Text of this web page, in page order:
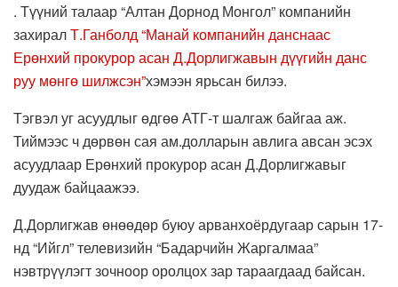
. Түүний талаар “Алтан Дорнод Монгол” компанийн
захиралТ.Ганболд “Манай компанийн данснаас
Ерөнхий прокурор асан Д.Дорлигжавын дүүгийн данс
руу мөнгө шилжсэн”хэмээн ярьсан билээ.
Тэгвэл уг асуудлыг өдгөө АТГ-т шалгаж байгаа аж.
Тиймээс ч дөрвөн сая ам.долларын авлига авсан эсэх
асуудлаар Ерөнхий прокурор асан Д.Дорлигжавыг
дуудаж байцаажээ.
Д.Дорлигжав өнөөдөр буюу арванхоёрдугаар сарын 17-
нд “Ийгл” телевизийн “Бадарчийн Жаргалмаа”
нэвтрүүлэгт зочноор оролцох зар тараагдаад байсан.